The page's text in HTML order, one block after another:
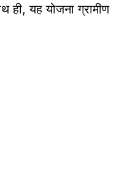
यह योजना ग्रामीण